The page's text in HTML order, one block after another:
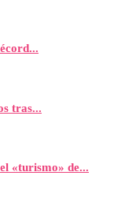
tras...
«turismo» de...